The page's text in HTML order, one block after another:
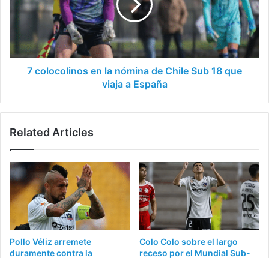
nómina
Sub
18
7 colocolinos en la nómina de Chile Sub 18 que
viaja a España
Related Articles
Pollo Véliz arremete
duramente contra la
Colo Colo sobre el largo
receso por el Mundial Sub-